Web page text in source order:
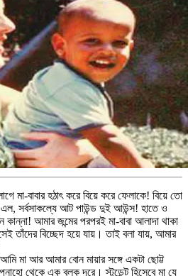
মা-বাবার হঠাৎ করে বিয়ে করে ফেলাকে! বিয়ে তো
সর্বসাকল্যে আট পাউন্ড দুই আউন্স! হাতে ও
আমার জন্মের পরপরই মা-বাবা আলাদা থাকা
তাঁদের বিচ্ছেদ হয়ে যায়। তাই বলা যায়, আমার
মা আর আমার বোন মায়ার সঙ্গে একটা ছোট্ট
থেকে এক ব্লক দূরে। স্টুডেন্ট হিসেবে মা যে